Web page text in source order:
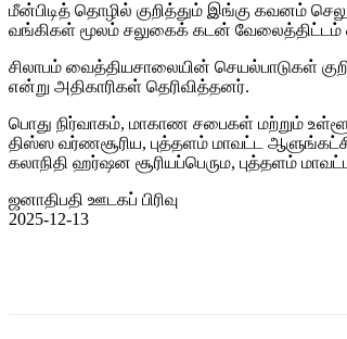
மீன்பிடித் தொழில் குறித்தும் இங்கு கவனம்
வங்கிகள் மூலம் சலுகைக் கடன் வேலைத்திட்டம்
சிலாபம் வைத்தியசாலையின் செயல்பாடுகள்
என்று அதிகாரிகள் தெரிவித்தனர்.
பொது நிர்வாகம், மாகாண சபைகள் மற்றும்
திஸ்ஸ வர்ணசூரிய, புத்தளம் மாவட்ட
கலாநிதி ஹர்ஷன சூரியப்பெரும, புத்தளம்
ஜனாதிபதி ஊடகப் பிரிவு
2025-12-13